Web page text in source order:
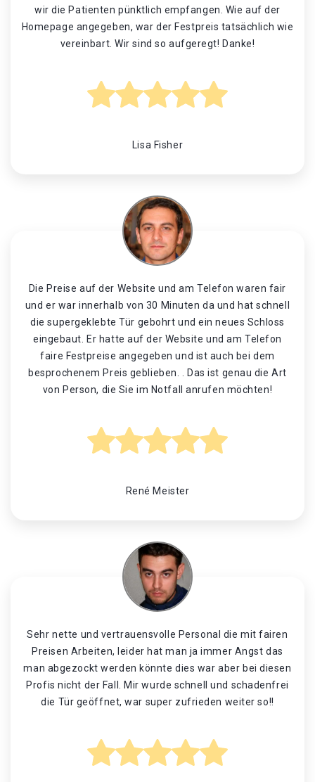
wir die Patienten pünktlich empfangen. Wie auf der
Homepage angegeben, war der Festpreis tatsächlich wie
vereinbart. Wir sind so aufgeregt! Danke!
Lisa Fisher
Die Preise auf der Website und am Telefon waren fair
und er war innerhalb von 30 Minuten da und hat schnell
die supergeklebte Tür gebohrt und ein neues Schloss
eingebaut. Er hatte auf der Website und am Telefon
faire Festpreise angegeben und ist auch bei dem
besprochenem Preis geblieben. . Das ist genau die Art
von Person, die Sie im Notfall anrufen möchten!
René Meister
Sehr nette und vertrauensvolle Personal die mit fairen
Preisen Arbeiten, leider hat man ja immer Angst das
man abgezockt werden könnte dies war aber bei diesen
Profis nicht der Fall. Mir wurde schnell und schadenfrei
die Tür geöffnet, war super zufrieden weiter so!!